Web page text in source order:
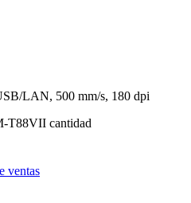
LAN, 500 mm/s, 180 dpi
T88VII cantidad
ventas